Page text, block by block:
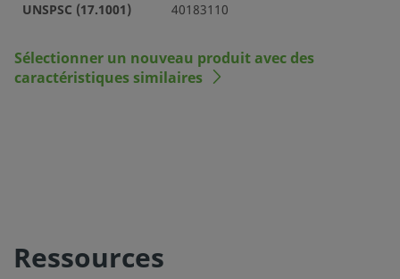
UNSPSC (17.1001)
40183110
Sélectionner un nouveau produit avec des
caractéristiques similaires
Ressources